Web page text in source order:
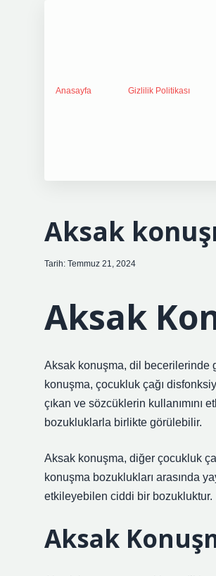
Anasayfa Gizlilik Politikası
Aksak
Tarih: Temmuz 21, 2024
Aksak
Aksak konuşma, dil becerilerinde
konuşma, çocukluk çağı
çıkan ve sözcüklerin kullanımını
bozukluklarla birlikte görülebilir.
Aksak konuşma, diğer çocukluk
konuşma bozuklukları arasında
etkileyebilen ciddi bir bozukluktur.
Aksak